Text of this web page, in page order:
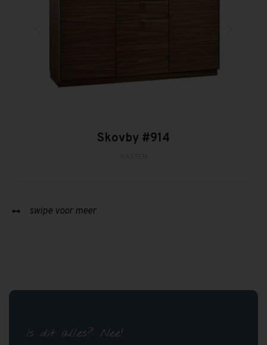
Skovby #914
swipe voor meer
Is dit alles? Nee!